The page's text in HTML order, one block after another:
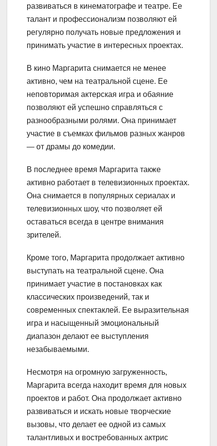
развиваться в кинематографе и театре. Ее
талант и профессионализм позволяют ей
регулярно получать новые предложения и
принимать участие в интересных проектах.
В кино Маргарита снимается не менее
активно, чем на театральной сцене. Ее
неповторимая актерская игра и обаяние
позволяют ей успешно справляться с
разнообразными ролями. Она принимает
участие в съемках фильмов разных жанров
— от драмы до комедии.
В последнее время Маргарита также
активно работает в телевизионных проектах.
Она снимается в популярных сериалах и
телевизионных шоу, что позволяет ей
оставаться всегда в центре внимания
зрителей.
Кроме того, Маргарита продолжает активно
выступать на театральной сцене. Она
принимает участие в постановках как
классических произведений, так и
современных спектаклей. Ее выразительная
игра и насыщенный эмоциональный
диапазон делают ее выступления
незабываемыми.
Несмотря на огромную загруженность,
Маргарита всегда находит время для новых
проектов и работ. Она продолжает активно
развиваться и искать новые творческие
вызовы, что делает ее одной из самых
талантливых и востребованных актрис